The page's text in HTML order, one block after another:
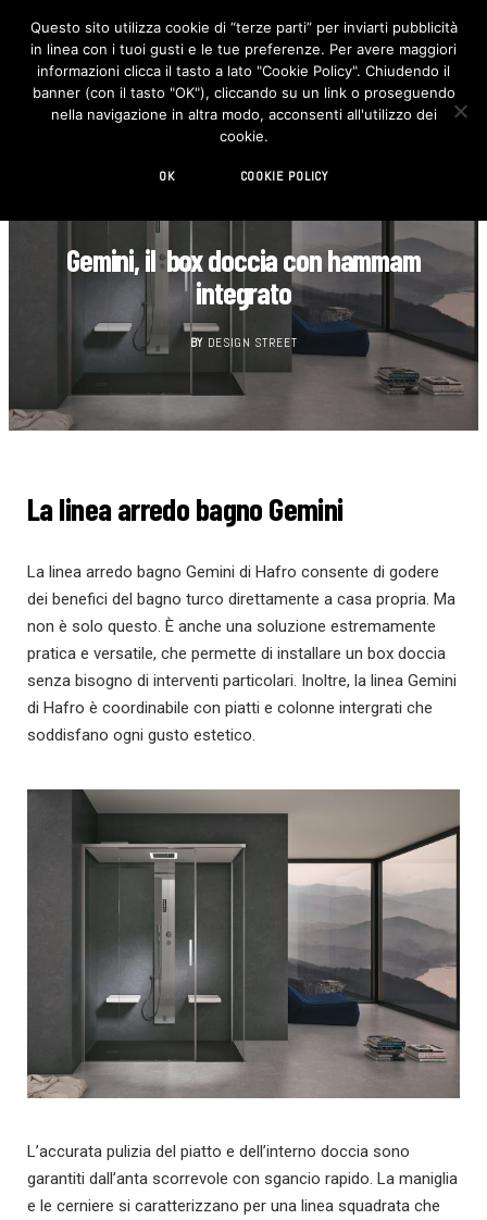
F
c
e
b
o
I
n
s
t
Gemini, il box doccia con hammam
integrato
BY DESIGN STREET
La linea arredo bagno Gemini
La linea arredo bagno Gemini di Hafro consente di godere
dei benefici del bagno turco direttamente a casa propria. Ma
non è solo questo. È anche una soluzione estremamente
pratica e versatile, che permette di installare un box doccia
senza bisogno di interventi particolari. Inoltre, la linea Gemini
di Hafro è coordinabile con piatti e colonne intergrati che
soddisfano ogni gusto estetico.
L’accurata pulizia del piatto e dell’interno doccia sono
garantiti dall’anta scorrevole con sgancio rapido. La maniglia
e le cerniere si caratterizzano per una linea squadrata che
Questo sito utilizza cookie di “terze parti” per inviarti pubblicità
in linea con i tuoi gusti e le tue preferenze. Per avere maggiori
informazioni clicca il tasto a lato "Cookie Policy". Chiudendo il
banner (con il tasto "OK"), cliccando su un link o proseguendo
nella navigazione in altra modo, acconsenti all'utilizzo dei
cookie.
OK COOKIE POLICY